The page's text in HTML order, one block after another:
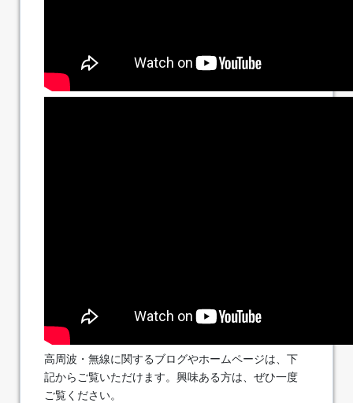
高周波・無線に関するブログやホームページは、下
記からご覧いただけます。興味ある方は、ぜひ一度
ご覧ください。